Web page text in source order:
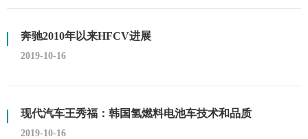
奔驰2010年以来HFCV进展
2019-10-16
现代汽车王秀福：韩国氢燃料电池车技术和品质
2019-10-16